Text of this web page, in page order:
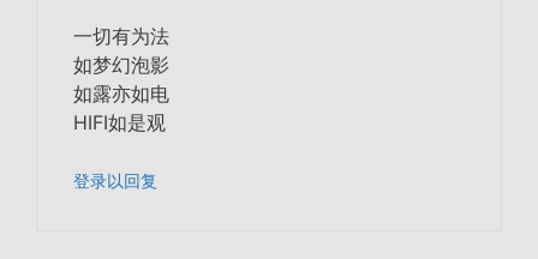
一切有为法
如梦幻泡影
如露亦如电
HIFI如是观
登录以回复